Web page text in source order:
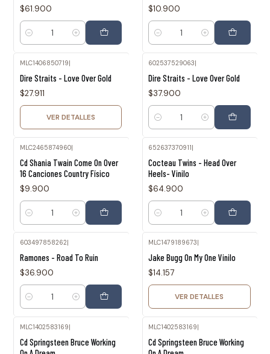
$61.900
Cantidad
$10.900
Cantidad
MLC1406850719
Dire Straits - Love Over Gold
$27.911
VER DETALLES
602537529063
Dire Straits - Love Over Gold
$37.900
Cantidad
MLC2465874960|
Cd Shania Twain Come On Over
16 Canciones Country Físico
$9.900
Cantidad
652637370911|
Cocteau Twins - Head Over
Heels- Vinilo
$64.900
Cantidad
603497858262|
Ramones - Road To Ruin
$36.900
Cantidad
MLC1479189673
Jake Bugg On My One Vinilo
$14.157
VER DETALLES
MLC1402583169|
Cd Springsteen Bruce Working
MLC1402583169|
Cd Springsteen Bruce Working